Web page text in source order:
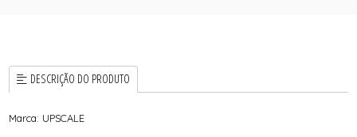
DESCRIÇÃO DO PRODUTO
Marca: UPSCALE